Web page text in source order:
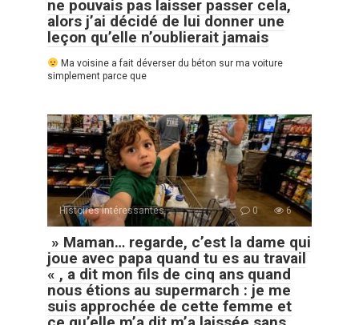
ne pouvais pas laisser passer cela,
alors j’ai décidé de lui donner une
leçon qu’elle n’oublierait jamais
Ma voisine a fait déverser du béton sur ma voiture
simplement parce que
Histoires Intéressantes 0 6
» Maman… regarde, c’est la dame qui
joue avec papa quand tu es au travail
« , a dit mon fils de cinq ans quand
nous étions au supermarch : je me
suis approchée de cette femme et